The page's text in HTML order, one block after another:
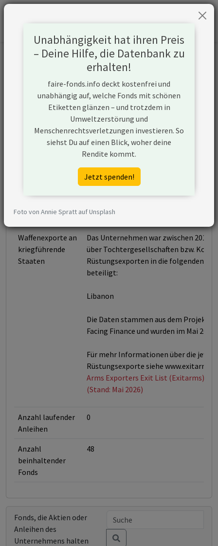
Informationen zum Unternehmen
Iveco Group
https://www.ivecogroup.com/group/
Konflikte
Die Iveco Group ist ein globaler
Hauptsitz in Turin, Italien. Als Gruppe
produziert das Unternehmen leichte,
schwere Nutzfahrzeuge, Motoren und
Verteidigungssektor.
Waffenexporte an
kriegführende
Staaten
Das Unternehmen war zwischen 2017
über Tochtergesellschaften bzw.
Rüstungsexporten in die folgenden
beteiligt:
Libanon
Die Daten stammen aus dem Projekt
Facing Finance und wurden im Mai
Für mehr Informationen über die
Rüstungsexporte siehe
Arms Exporters Exit List (Exitarms)
(Stand: Mai 2026)
Anzahl laufender
Anleihen
0
Anzahl
beinhaltender
Fonds
48
Fonds, die Aktien oder
Anleihen des
Unternehmens halten
Unabhängigkeit hat ihren Preis
– Deine Hilfe, die Datenbank zu
erhalten!
faire-fonds.info deckt kostenfrei und
unabhängig auf, welche Fonds mit schönen
Etiketten glänzen – und trotzdem in
Umweltzerstörung und
Menschenrechtsverletzungen investieren. So
siehst Du auf einen Blick, woher deine
Rendite kommt.
Jetzt spenden!
Foto von Annie Spratt auf Unsplash